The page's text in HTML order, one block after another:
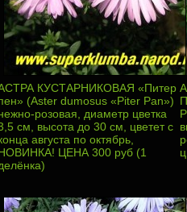
КУСТАРНИКОВАЯ «Питер
(Aster dumosus «Piter Pan»)
розовая, диаметр цветка
см, высота до 30 см, цветет с
августа по октябрь,
ЦЕНА 300 руб (1